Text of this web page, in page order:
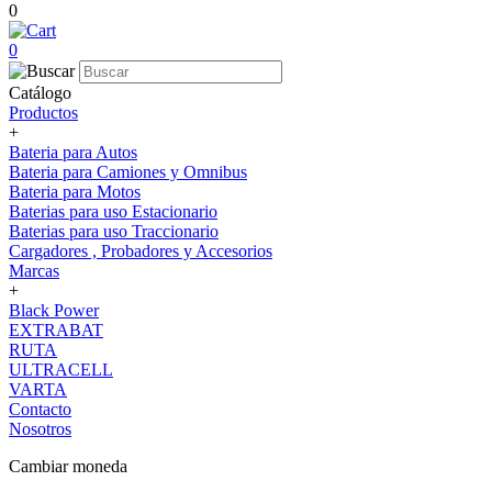
0
0
Catálogo
Productos
+
Bateria para Autos
Bateria para Camiones y Omnibus
Bateria para Motos
Baterias para uso Estacionario
Baterias para uso Traccionario
Cargadores , Probadores y Accesorios
Marcas
+
Black Power
EXTRABAT
RUTA
ULTRACELL
VARTA
Contacto
Nosotros
Cambiar moneda